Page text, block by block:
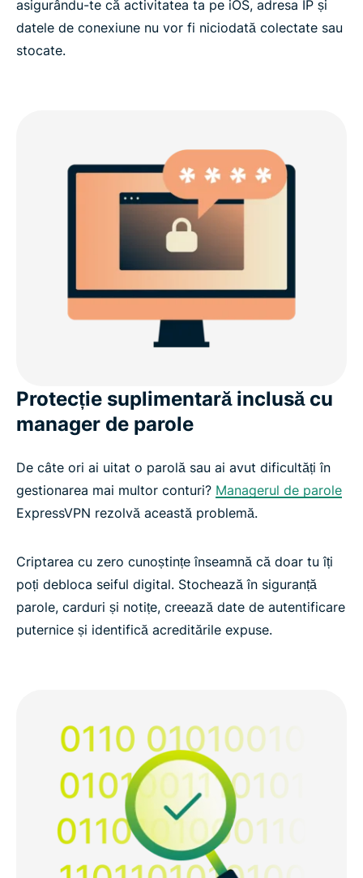
asigurându-te că activitatea ta pe iOS, adresa IP și
datele de conexiune nu vor fi niciodată colectate sau
stocate.
Protecție suplimentară inclusă cu
manager de parole
De câte ori ai uitat o parolă sau ai avut dificultăți în
gestionarea mai multor conturi? Managerul de parole
ExpressVPN rezolvă această problemă.
Criptarea cu zero cunoștințe înseamnă că doar tu îți
poți debloca seiful digital. Stochează în siguranță
parole, carduri și notițe, creează date de autentificare
puternice și identifică acreditările expuse.